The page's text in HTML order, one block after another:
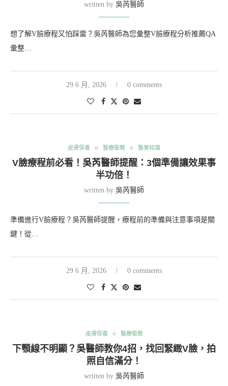
written by 吳芮醫師
想了解V臉療程又怕踩雷？吳芮醫師為您彙整V臉療程分析推薦QA
彙整…
29 6 月, 2026 0 comments
皮膚保養 醫療衛教 醫美知識
V臉療程前必看！吳芮醫師提醒：3個準備讓效果事
半功倍！
written by 吳芮醫師
準備進行V臉療程？吳芮醫師提醒，療程前的準備與注意事項是關
鍵！從…
29 6 月, 2026 0 comments
皮膚保養 醫療衛教
下顎線不明顯？吳醫師教你4招，找回緊緻V臉，拍
照自信滿分！
written by 吳芮醫師